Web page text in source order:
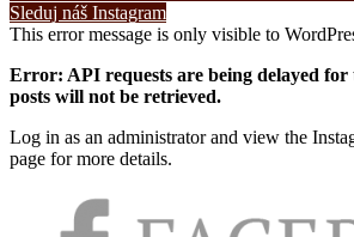
Sleduj náš Instagram
This error message is only visible to
Error: API requests are being delayed for
posts will not be retrieved.
Log in as an administrator and view the
page for more details.